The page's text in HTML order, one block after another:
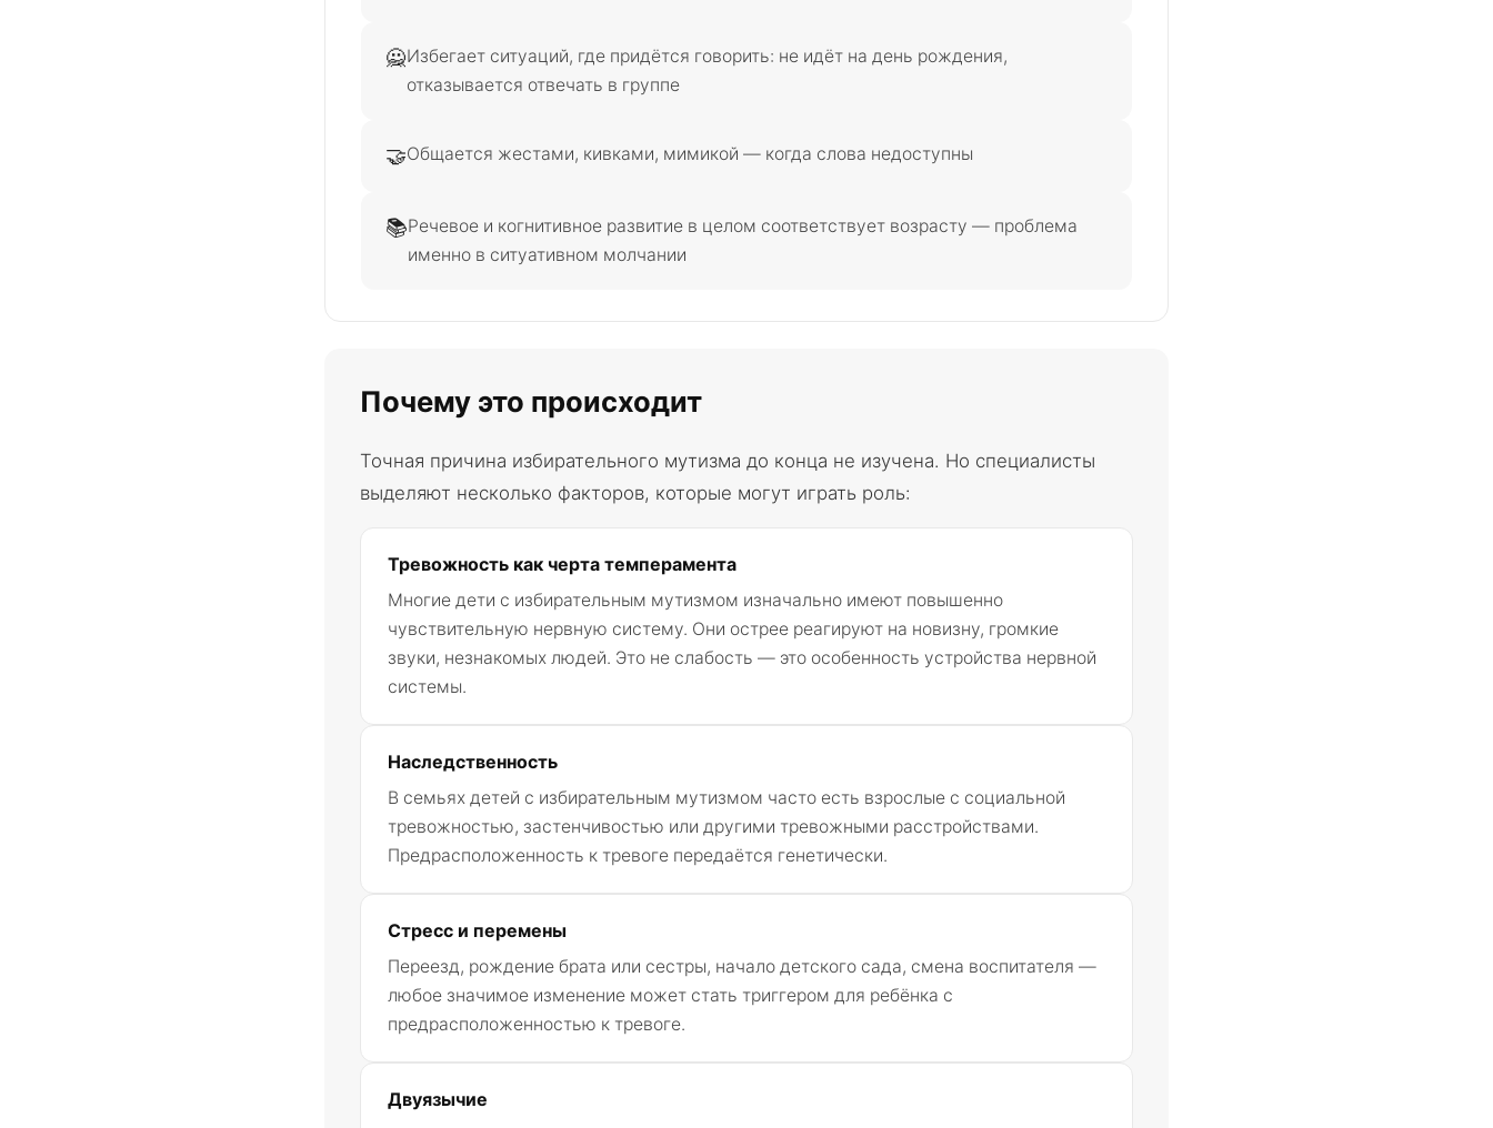
🙅Избегает ситуаций, где придётся говорить: не идёт на день рождения,
отказывается отвечать в группе
🤝Общается жестами, кивками, мимикой — когда слова недоступны
📚Речевое и когнитивное развитие в целом соответствует возрасту — проблема
именно в ситуативном молчании
Почему это происходит
Точная причина избирательного мутизма до конца не изучена. Но специалисты
выделяют несколько факторов, которые могут играть роль:
Тревожность как черта темперамента
Многие дети с избирательным мутизмом изначально имеют повышенно
чувствительную нервную систему. Они острее реагируют на новизну, громкие
звуки, незнакомых людей. Это не слабость — это особенность устройства нервной
системы.
Наследственность
В семьях детей с избирательным мутизмом часто есть взрослые с социальной
тревожностью, застенчивостью или другими тревожными расстройствами.
Предрасположенность к тревоге передаётся генетически.
Стресс и перемены
Переезд, рождение брата или сестры, начало детского сада, смена воспитателя —
любое значимое изменение может стать триггером для ребёнка с
предрасположенностью к тревоге.
Двуязычие